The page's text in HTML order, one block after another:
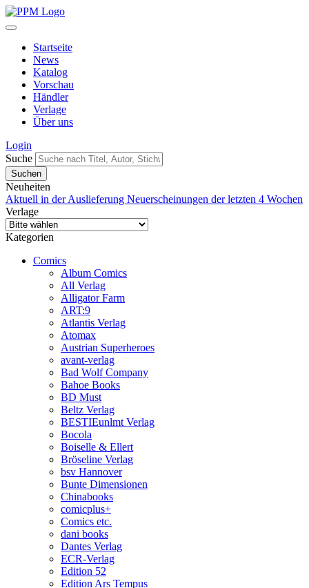
Startseite
News
Katalog
Vorschau
Händler
Verlage
Über uns
Login
Suche
Neuheiten
Aktuell in der Auslieferung Neuerscheinungen der letzten 4 Wochen
Verlage
Kategorien
Comics
Album Comics
All Verlag
Alligator Farm
ART:9
Atlantis Verlag
Atomax
Austrian Superheroes
avant-verlag
Bad Wolf Company
Bahoe Books
BD Must
Beltz Verlag
BESTIEunlmt Verlag
Bocola
Boiselle & Ellert
Bröseline Verlag
bsv Hannover
Bunte Dimensionen
Chinabooks
comicplus+
Comics etc.
dani books
Dantes Verlag
ECR-Verlag
Edition 52
Edition Ars Tempus